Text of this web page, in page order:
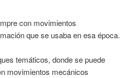
con movimientos
que se usaba en esa época.
temáticos, donde se puede
movimientos mecánicos